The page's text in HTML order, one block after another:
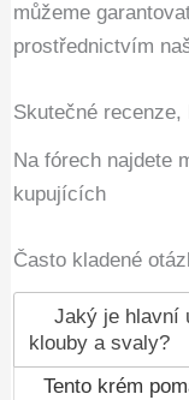
můžeme
prostřednictvím
Skutečné
Na fórech najdete
kupujících
Často kladené
Jaký je hlavní
klouby a svaly?
Tento krém